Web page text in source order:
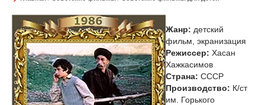
Жанр: детский
фильм, экранизация
Режиссер: Хасан
Хажкасимов
Страна: СССР
Производство: К/ст
им. Горького